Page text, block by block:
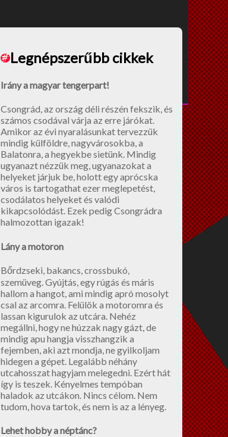
Legnépszerűbb cikkek
Irány a magyar tengerpart!
Csongrád, az ország déli részén fekszik, és
számos csodával várja az erre járókat.
Amikor az évi nyaralásunkat tervezzük
mindig külföldre, nagyvárosokba, a
Balatonra, a hegyekbe sietünk. Mindig
ugyanazt nézzük meg, ugyanazokat a
helyeket járjuk be, holott egy aprócska
város is tartogathat ezer meglepetést,
csodálatos helyeket és valódi
kikapcsolódást. Ezek pedig Csongrádra
halmozottan igazak!
Lány a motoron
Bőrdzseki, bakancs, crossbukó,
szemüveg. Gyújtás, egy rúgás és máris
hallom a hangot, ami mindig apró mosolyt
csal az arcomra. Felülök a motoromra és
lassan kigurulok az utcára. Nehéz
megállni, hogy ne húzzak nagy gázt, de
mindig apu hangja visszhangzik a
fejemben, aki azt mondja, ne gyilkoljam
hidegen a gépet. Legalább néhány
utcahosszat hagyjam melegedni. Ezért hát
így is teszek. Kényelmes tempóban
haladok az utcákon. Nincs célom. Nem
tudom, hova tartok, és nem is az a lényeg.
Lehet hobby a néptánc?